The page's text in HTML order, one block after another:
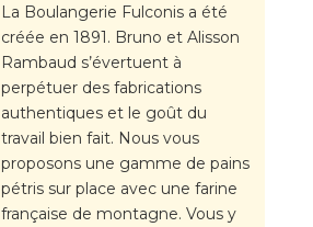
La Boulangerie Fulconis a été
créée en 1891. Bruno et Alisson
Rambaud s’évertuent à
perpétuer des fabrications
authentiques et le goût du
travail bien fait. Nous vous
proposons une gamme de pains
pétris sur place avec une farine
française de montagne. Vous y